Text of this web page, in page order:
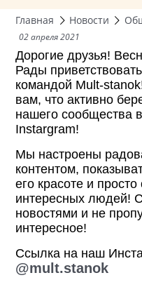
Главная Новости
02 апреля 2021
Дорогие друзья!
Рады
командой Mult-
вам, что активно
нашего сообщества
Instargram!
Мы настроены
контентом,
его красоте и
интересных людей!
новостями и не
интересное!
Ссылка на наш
@mult.stanok